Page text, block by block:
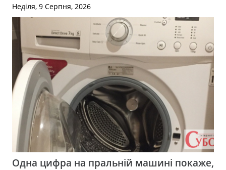
Неділя, 9 Серпня, 2026
Одна цифра на пральній машині покаже,